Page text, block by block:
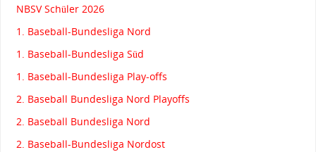
NBSV Schüler 2026
1. Baseball-Bundesliga Nord
1. Baseball-Bundesliga Süd
1. Baseball-Bundesliga Play-offs
2. Baseball Bundesliga Nord Playoffs
2. Baseball Bundesliga Nord
2. Baseball-Bundesliga Nordost